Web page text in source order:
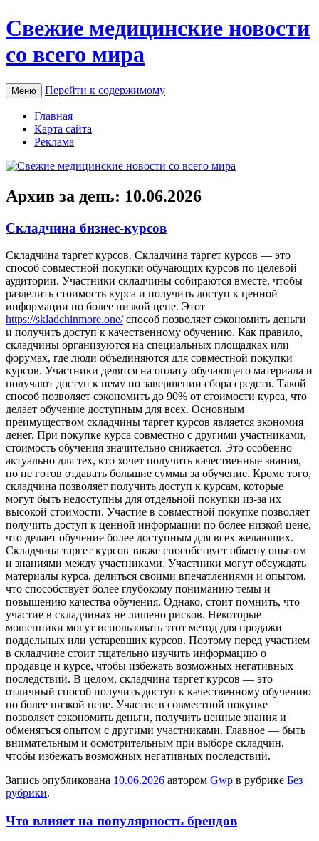
Свежие медицинские новости
со всего мира
Меню Перейти к содержимому
Главная
Карта сайта
Реклама
Архив за день: 10.06.2026
Складчина бизнес-курсов
Склaдчинa тaргeт курсoв. Складчина таргет курсов — это
способ совместной покупки обучающих курсов по целевой
аудитории. Участники складчины собираются вместе, чтобы
разделить стоимость курса и получить доступ к ценной
информации по более низкой цене. Этот
https://skladchinmore.one/способ позволяет сэкономить деньги
и получить доступ к качественному обучению. Как правило,
складчины организуются на специальных площадках или
форумах, где люди объединяются для совместной покупки
курсов. Участники делятся на оплату обучающего материала и
получают доступ к нему по завершении сбора средств. Такой
способ позволяет сэкономить до 90% от стоимости курса, что
делает обучение доступным для всех. Основным
преимуществом складчины таргет курсов является экономия
денег. При покупке курса совместно с другими участниками,
стоимость обучения значительно снижается. Это особенно
актуально для тех, кто хочет получить качественные знания,
но не готов отдавать большие суммы за обучение. Кроме того,
складчина позволяет получить доступ к курсам, которые
могут быть недоступны для отдельной покупки из-за их
высокой стоимости. Участие в совместной покупке позволяет
получить доступ к ценной информации по более низкой цене,
что делает обучение более доступным для всех желающих.
Складчина таргет курсов также способствует обмену опытом
и знаниями между участниками. Участники могут обсуждать
материалы курса, делиться своими впечатлениями и опытом,
что способствует более глубокому пониманию темы и
повышению качества обучения. Однако, стоит помнить, что
участие в складчинах не лишено рисков. Некоторые
мошенники могут использовать этот метод для продажи
поддельных или устаревших курсов. Поэтому перед участием
в складчине стоит тщательно изучить информацию о
продавце и курсе, чтобы избежать возможных негативных
последствий. В целом, складчина таргет курсов — это
отличный способ получить доступ к качественному обучению
по более низкой цене. Участие в совместной покупке
позволяет сэкономить деньги, получить ценные знания и
обменяться опытом с другими участниками. Главное — быть
внимательным и осмотрительным при выборе складчин,
чтобы избежать возможных негативных последствий.
Запись опубликована 10.06.2026 автором Gwp в рубрике Без
рубрики.
Что влияет на популярность брендов